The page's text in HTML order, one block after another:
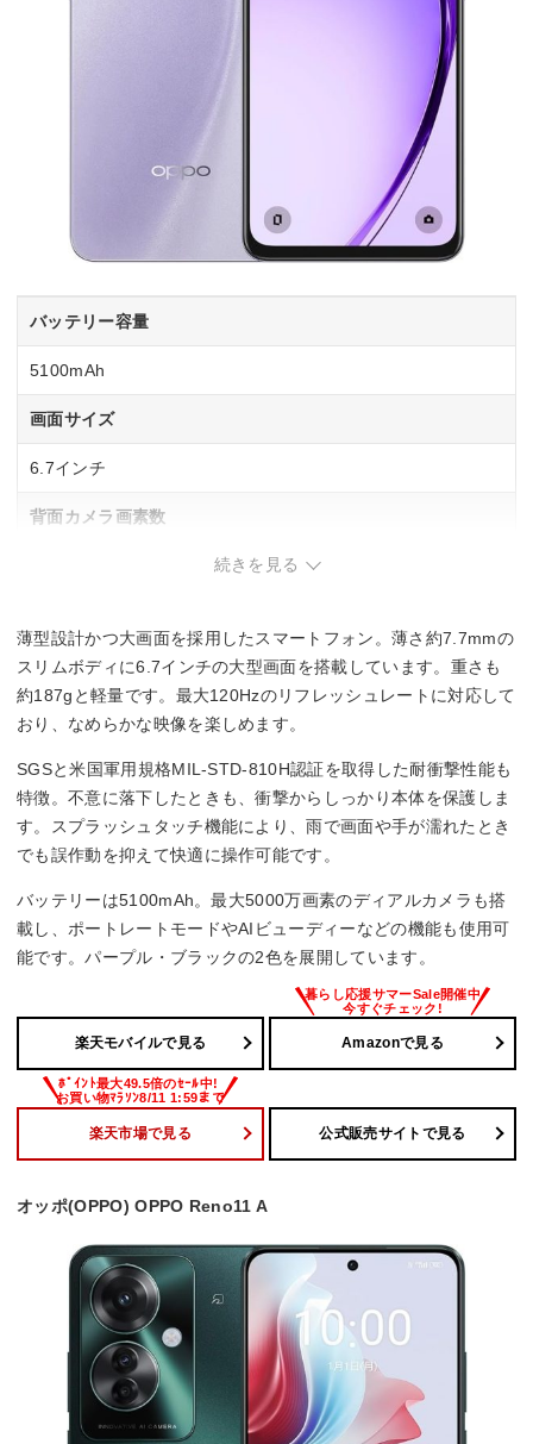
バッテリー容量
5100mAh
画面サイズ
6.7インチ
背面カメラ画素数
重量
187g
おサイフケータイ/FeliCa
外部メモリタイプ
続きを見る
薄型設計かつ大画面を採用したスマートフォン。薄さ約7.7mmの
スリムボディに6.7インチの大型画面を搭載しています。重さも
約187gと軽量です。最大120Hzのリフレッシュレートに対応して
おり、なめらかな映像を楽しめます。
SGSと米国軍用規格MIL-STD-810H認証を取得した耐衝撃性能も
特徴。不意に落下したときも、衝撃からしっかり本体を保護しま
す。スプラッシュタッチ機能により、雨で画面や手が濡れたとき
でも誤作動を抑えて快適に操作可能です。
バッテリーは5100mAh。最大5000万画素のディアルカメラも搭
載し、ポートレートモードやAIビューディーなどの機能も使用可
能です。パープル・ブラックの2色を展開しています。
楽天モバイルで見る Amazonで見る
楽天市場で見る 公式販売サイトで見る
オッポ(OPPO) OPPO Reno11 A